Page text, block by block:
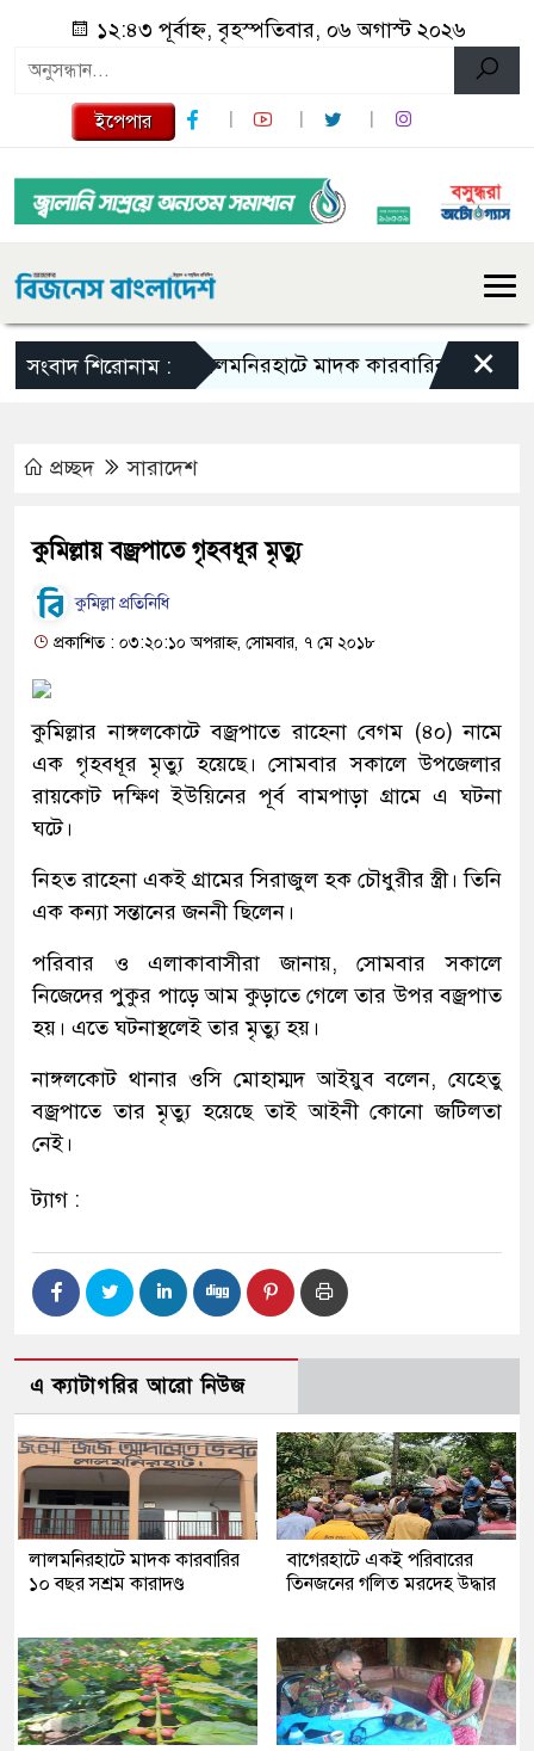
১২:৪৩ পূর্বাহ্ন, বৃহস্পতিবার, ০৬ অগাস্ট ২০২৬
ইপেপার
সংবাদ শিরোনাম :লালমনিরহাটে মাদক কারবারির ১০ বছর সশ্রম
×
প্রচ্ছদ সারাদেশ
কুমিল্লায় বজ্রপাতে গৃহবধূর মৃত্যু
কুমিল্লা প্রতিনিধি
প্রকাশিত : ০৩:২০:১০ অপরাহ্ন, সোমবার, ৭ মে ২০১৮
কুমিল্লার নাঙ্গলকোটে বজ্রপাতে রাহেনা বেগম (৪০) নামে
এক গৃহবধূর মৃত্যু হয়েছে। সোমবার সকালে উপজেলার
রায়কোট দক্ষিণ ইউয়িনের পূর্ব বামপাড়া গ্রামে এ ঘটনা
ঘটে।
নিহত রাহেনা একই গ্রামের সিরাজুল হক চৌধুরীর স্ত্রী। তিনি
এক কন্যা সন্তানের জননী ছিলেন।
পরিবার ও এলাকাবাসীরা জানায়, সোমবার সকালে
নিজেদের পুকুর পাড়ে আম কুড়াতে গেলে তার উপর বজ্রপাত
হয়। এতে ঘটনাস্থলেই তার মৃত্যু হয়।
নাঙ্গলকোট থানার ওসি মোহাম্মদ আইয়ুব বলেন, যেহেতু
বজ্রপাতে তার মৃত্যু হয়েছে তাই আইনী কোনো জটিলতা
নেই।
ট্যাগ :
এ ক্যাটাগরির আরো নিউজ
লালমনিরহাটে মাদক কারবারির
১০ বছর সশ্রম কারাদণ্ড
‎বাগেরহাটে একই পরিবারের
তিনজনের গলিত মরদেহ উদ্ধার